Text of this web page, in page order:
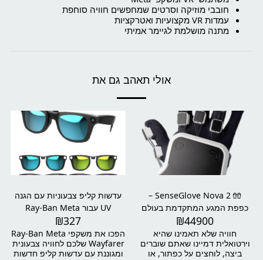
חובבי מוזיקה וסרטים שמחפשים חוויה סוחפת
עמדות VR מקצועיות ואטרקציות
מתנה מושלמת לגיימר אמיתי
אולי תאהב גם את
🧤 SenseGlove Nova 2 –
כפפת המגע המתקדמת בעולם
למציאות מדומה
₪44900
חוויה שלא תאמינו שהיא
וירטואלית דמיינו שאתם שוברים
ביצה, לוחצים על כפתור, או
עדשות קליפ צבעוניות עם הגנה
UV עבור Ray-Ban Meta
Wayfarer
₪327
הפכו את משקפי Ray-Ban Meta
Wayfarer שלכם לחוויה צבעונית
ומגוננת עם עדשות קליפ חדשות